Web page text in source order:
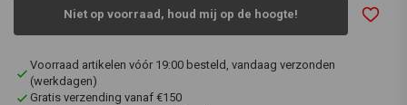
Niet op voorraad, houd mij op de hoogte!
Voorraad artikelen vóór 19:00 besteld, vandaag verzonden
(werkdagen)
Gratis verzending vanaf €150